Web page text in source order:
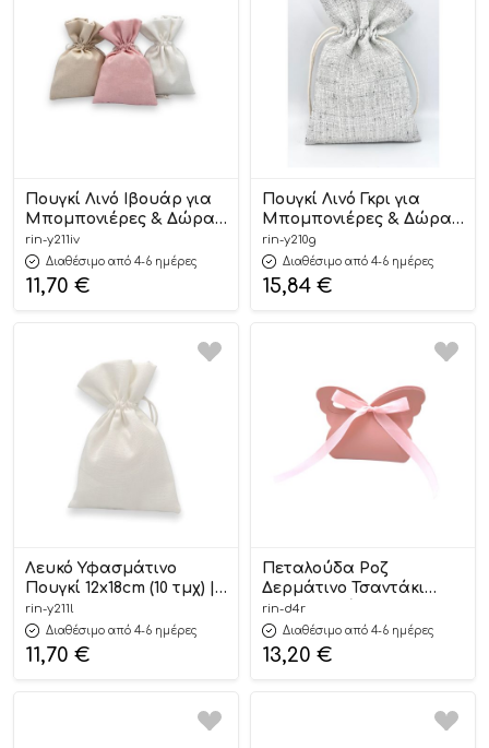
Πουγκί Λινό Ιβουάρ για
Μπομπονιέρες & Δώρα
12x18cm (10 τμχ) | Υ211ΙΒ
Riniotis
rin-y211iv
Διαθέσιμο από 4-6 ημέρες
11,70 €
Πουγκί Λινό Γκρι για
Μπομπονιέρες & Δώρα
(12 τμχ) 18x12cm | Υ210Γ
Riniotis
rin-y210g
Διαθέσιμο από 4-6 ημέρες
15,84 €
Λευκό Υφασμάτινο
Πουγκί 12x18cm (10 τμχ) |
Υ211Λ Riniotis
rin-y211l
Διαθέσιμο από 4-6 ημέρες
11,70 €
Πεταλούδα Ροζ
Δερμάτινο Τσαντάκι
Μπομπονιέρας 10 Τμχ
14×10cm | Δ4Ρ Riniotis
rin-d4r
Διαθέσιμο από 4-6 ημέρες
13,20 €